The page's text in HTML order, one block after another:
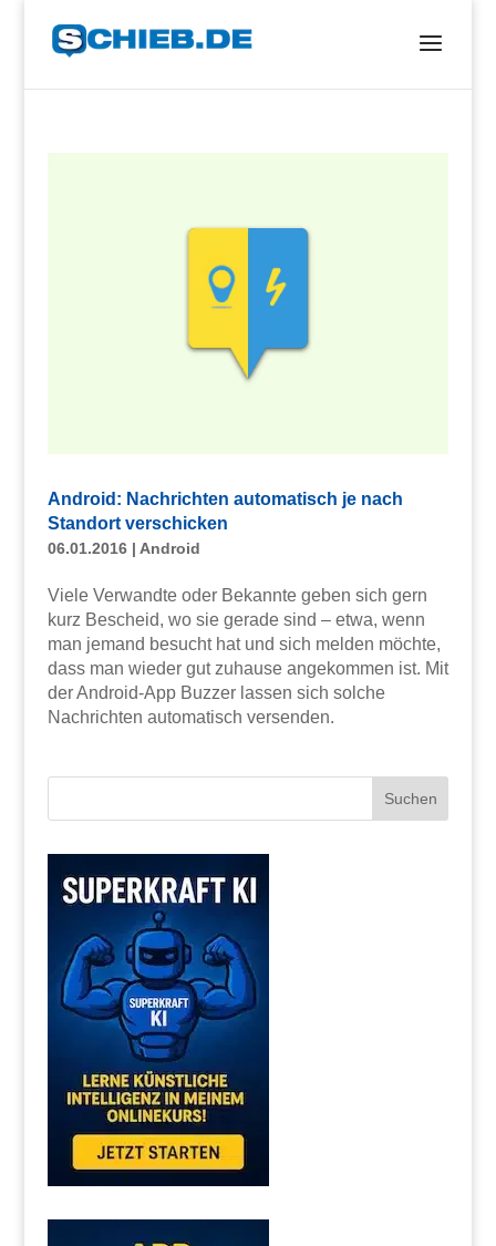
Android: Nachrichten automatisch je nach
Standort verschicken
06.01.2016| Android
Viele Verwandte oder Bekannte geben sich gern
kurz Bescheid, wo sie gerade sind – etwa, wenn
man jemand besucht hat und sich melden möchte,
dass man wieder gut zuhause angekommen ist. Mit
der Android-App Buzzer lassen sich solche
Nachrichten automatisch versenden.